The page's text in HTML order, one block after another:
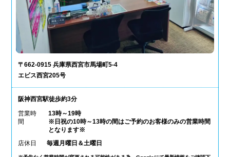
〒662-0915 兵庫県西宮市馬場町5-4
エビス西宮205号
阪神西宮駅徒歩約3分
営業時
間
13時～19時
※日祝の10時～13時の間はご予約のお客様のみの営業時間
となります※
店休日
毎週月曜日＆土曜日